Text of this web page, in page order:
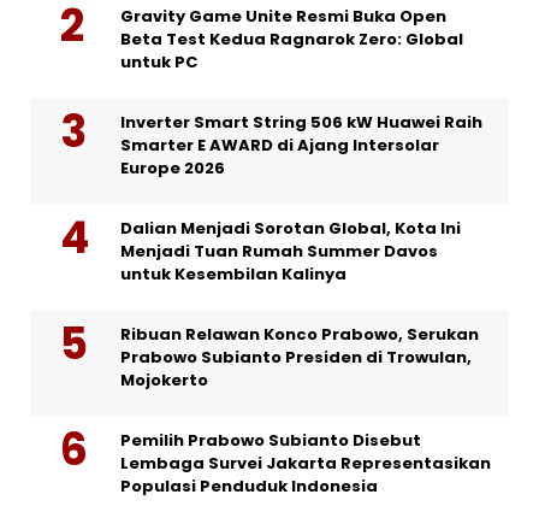
Gravity Game Unite Resmi Buka Open
Beta Test Kedua Ragnarok Zero: Global
untuk PC
Inverter Smart String 506 kW Huawei Raih
Smarter E AWARD di Ajang Intersolar
Europe 2026
Dalian Menjadi Sorotan Global, Kota Ini
Menjadi Tuan Rumah Summer Davos
untuk Kesembilan Kalinya
Ribuan Relawan Konco Prabowo, Serukan
Prabowo Subianto Presiden di Trowulan,
Mojokerto
Pemilih Prabowo Subianto Disebut
Lembaga Survei Jakarta Representasikan
Populasi Penduduk Indonesia